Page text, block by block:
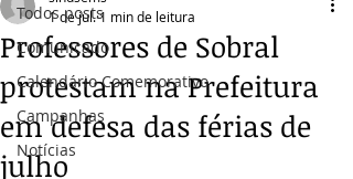
Todos posts
Comunicado
Calendário Comemorativo
Campanhas
Notícias
Professores de Sobral
protestam na Prefeitura
em defesa das férias de
julho
1 de jul.1 min de leitura